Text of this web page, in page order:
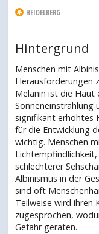
HEIDELBERG
Hintergrund
Menschen mit
Herausforderungen
Melanin ist die Haut
Sonneneinstrahlung
signifikant erhöhtes
für die Entwicklung
wichtig. Menschen
schlechterer
Albinismus in der
sind oft
Teilweise wird ihren
zugesprochen,
Gefahr geraten.